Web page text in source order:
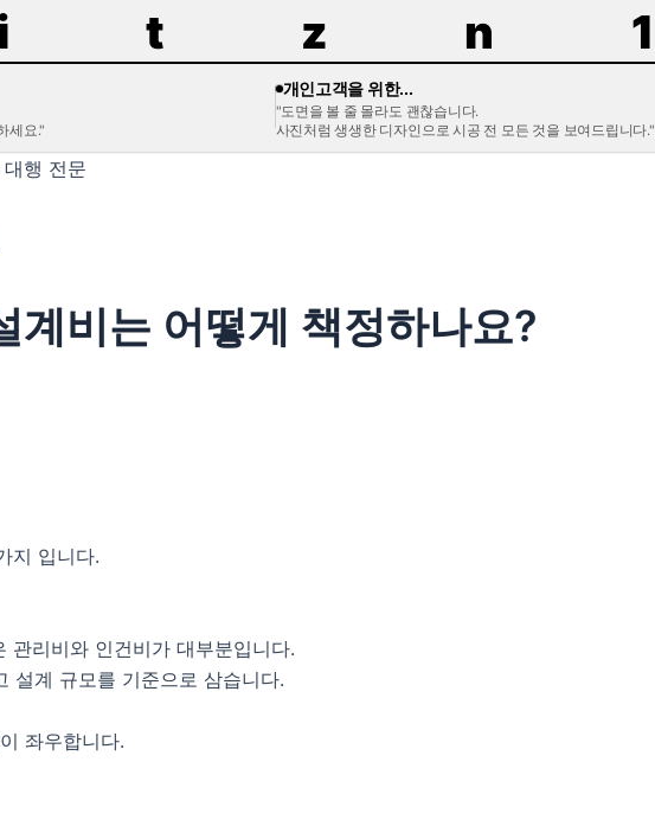
행 전문
i t z n 1
세요."
개인고객을 위한...
"도면을 볼 줄 몰라도 괜찮습니다.
사진처럼 생생한 디자인으로 시공 전 모든 것을 보여드립니다."
계비는 어떻게 책정하나요?
지 입니다.
관리비와 인건비가 대부분입니다.
설계 규모를 기준으로 삼습니다.
좌우합니다.